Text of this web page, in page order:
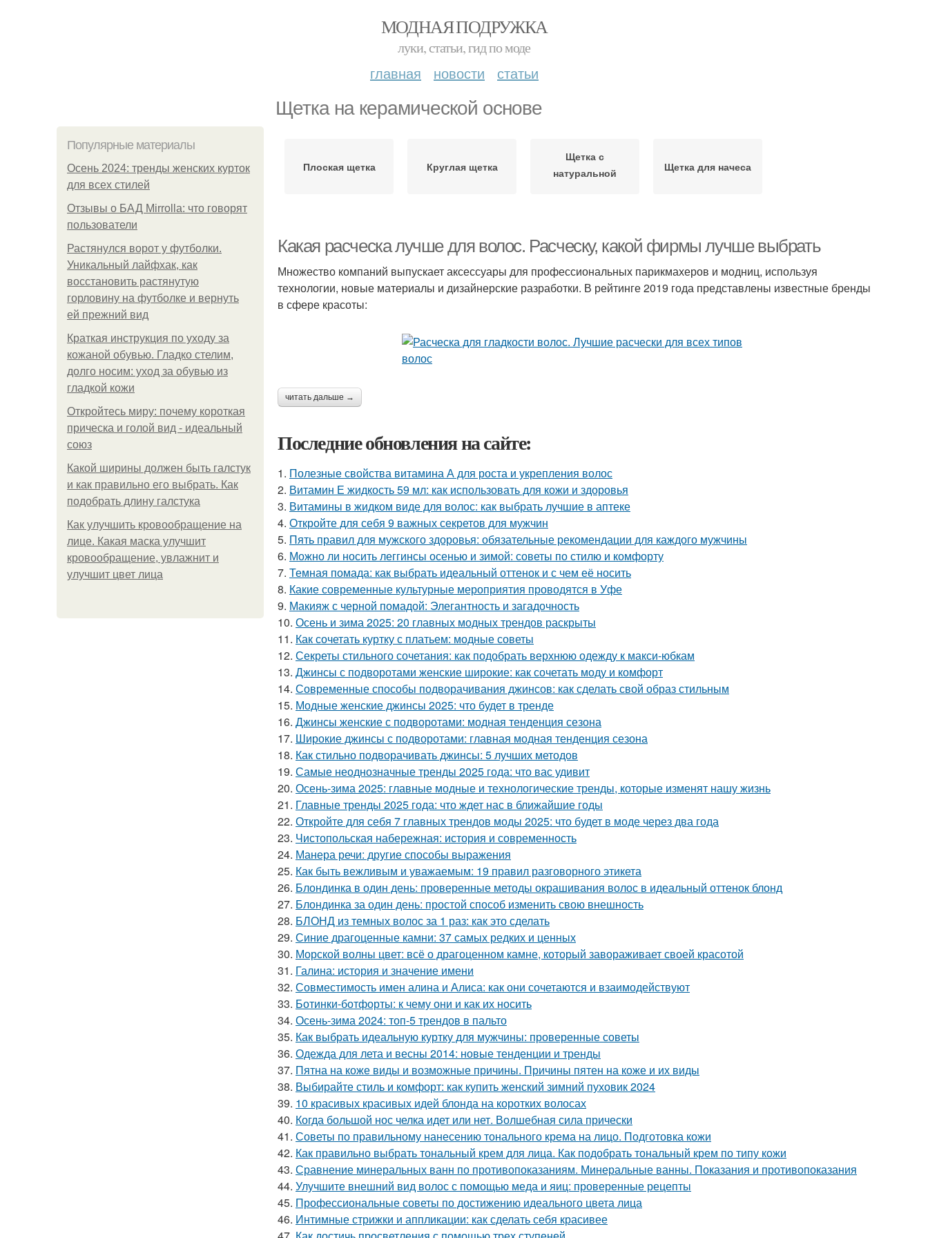
МОДНАЯ ПОДРУЖКА
луки, статьи, гид по моде
главная новости статьи
Щетка на керамической основе
Популярные материалы
Осень 2024: тренды женских курток
для всех стилей
Отзывы о БАД Mirrolla: что говорят
пользователи
Растянулся ворот у футболки.
Уникальный лайфхак, как
восстановить растянутую
горловину на футболке и вернуть
ей прежний вид
Краткая инструкция по уходу за
кожаной обувью. Гладко стелим,
долго носим: уход за обувью из
гладкой кожи
Откройтесь миру: почему короткая
прическа и голой вид - идеальный
союз
Какой ширины должен быть галстук
и как правильно его выбрать. Как
подобрать длину галстука
Как улучшить кровообращение на
лице. Какая маска улучшит
кровообращение, увлажнит и
улучшит цвет лица
Плоская щетка Круглая щетка
Щетка с
натуральной
Щетка для начеса
Какая расческа лучше для волос. Расческу, какой фирмы лучше выбрать
Множество компаний выпускает аксессуары для профессиональных парикмахеров и модниц, используя
технологии, новые материалы и дизайнерские разработки. В рейтинге 2019 года представлены известные бренды
в сфере красоты:
читать дальше →
Последние обновления на сайте:
1. Полезные свойства витамина А для роста и укрепления волос
2. Витамин Е жидкость 59 мл: как использовать для кожи и здоровья
3. Витамины в жидком виде для волос: как выбрать лучшие в аптеке
4. Откройте для себя 9 важных секретов для мужчин
5. Пять правил для мужского здоровья: обязательные рекомендации для каждого мужчины
6. Можно ли носить леггинсы осенью и зимой: советы по стилю и комфорту
7. Темная помада: как выбрать идеальный оттенок и с чем её носить
8. Какие современные культурные мероприятия проводятся в Уфе
9. Макияж с черной помадой: Элегантность и загадочность
10. Осень и зима 2025: 20 главных модных трендов раскрыты
11. Как сочетать куртку с платьем: модные советы
12. Секреты стильного сочетания: как подобрать верхнюю одежду к макси-юбкам
13. Джинсы с подворотами женские широкие: как сочетать моду и комфорт
14. Современные способы подворачивания джинсов: как сделать свой образ стильным
15. Модные женские джинсы 2025: что будет в тренде
16. Джинсы женские с подворотами: модная тенденция сезона
17. Широкие джинсы с подворотами: главная модная тенденция сезона
18. Как стильно подворачивать джинсы: 5 лучших методов
19. Самые неоднозначные тренды 2025 года: что вас удивит
20. Осень-зима 2025: главные модные и технологические тренды, которые изменят нашу жизнь
21. Главные тренды 2025 года: что ждет нас в ближайшие годы
22. Откройте для себя 7 главных трендов моды 2025: что будет в моде через два года
23. Чистопольская набережная: история и современность
24. Манера речи: другие способы выражения
25. Как быть вежливым и уважаемым: 19 правил разговорного этикета
26. Блондинка в один день: проверенные методы окрашивания волос в идеальный оттенок блонд
27. Блондинка за один день: простой способ изменить свою внешность
28. БЛОНД из темных волос за 1 раз: как это сделать
29. Синие драгоценные камни: 37 самых редких и ценных
30. Морской волны цвет: всё о драгоценном камне, который завораживает своей красотой
31. Галина: история и значение имени
32. Совместимость имен алина и Алиса: как они сочетаются и взаимодействуют
33. Ботинки-ботфорты: к чему они и как их носить
34. Осень-зима 2024: топ-5 трендов в пальто
35. Как выбрать идеальную куртку для мужчины: проверенные советы
36. Одежда для лета и весны 2014: новые тенденции и тренды
37. Пятна на коже виды и возможные причины. Причины пятен на коже и их виды
38. Выбирайте стиль и комфорт: как купить женский зимний пуховик 2024
39. 10 красивых красивых идей блонда на коротких волосах
40. Когда большой нос челка идет или нет. Волшебная сила прически
41. Советы по правильному нанесению тонального крема на лицо. Подготовка кожи
42. Как правильно выбрать тональный крем для лица. Как подобрать тональный крем по типу кожи
43. Сравнение минеральных ванн по противопоказаниям. Минеральные ванны. Показания и противопоказания
44. Улучшите внешний вид волос с помощью меда и яиц: проверенные рецепты
45. Профессиональные советы по достижению идеального цвета лица
46. Интимные стрижки и аппликации: как сделать себя красивее